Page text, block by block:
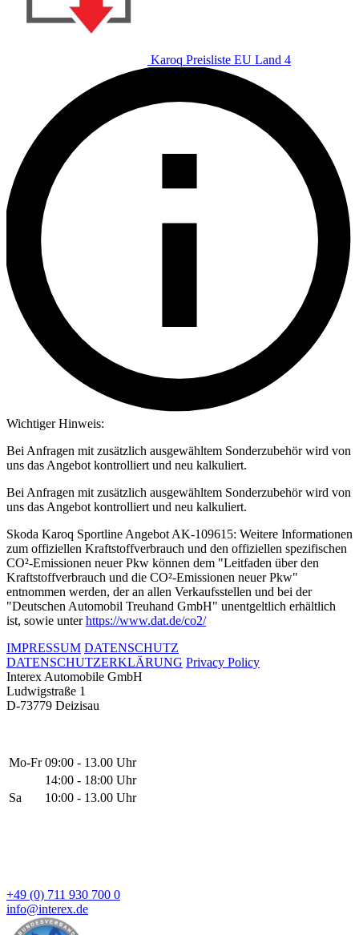
Karoq Preisliste EU Land 4
Wichtiger Hinweis:
Bei Anfragen mit zusätzlich ausgewähltem Sonderzubehör wird von
uns das Angebot kontrolliert und neu kalkuliert.
Bei Anfragen mit zusätzlich ausgewähltem Sonderzubehör wird von
uns das Angebot kontrolliert und neu kalkuliert.
Skoda Karoq Sportline Angebot AK-109615: Weitere Informationen
zum offiziellen Kraftstoffverbrauch und den offiziellen spezifischen
CO²-Emissionen neuer Pkw können dem "Leitfaden über den
Kraftstoffverbrauch und die CO²-Emissionen neuer Pkw"
entnommen werden, der an allen Verkaufsstellen und bei der
"Deutschen Automobil Treuhand GmbH" unentgeltlich erhältlich
ist, sowie unterhttps://www.dat.de/co2/
IMPRESSUM DATENSCHUTZ
DATENSCHUTZERKLÄRUNG Privacy Policy
Interex Automobile GmbH
Ludwigstraße 1
D-73779 Deizisau
Mo-Fr 09:00 - 13.00 Uhr
14:00 - 18:00 Uhr
Sa
10:00 - 13.00 Uhr
+49 (0) 711 930 700 0
info@interex.de